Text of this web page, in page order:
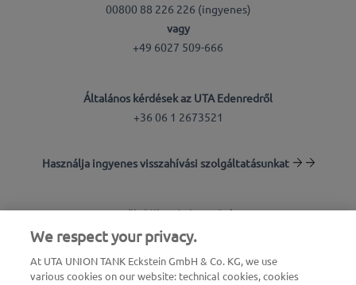
00800 88 226 226 (ingyenes)
vagy
+49 6027 509-666
Általános kérdések az UTA Edenredről
+36 06 1 2673521
Használja ingyenes visszahívási szolgáltatásunkat
Töltőállomás-kereső
We respect your privacy.
At UTA UNION TANK Eckstein GmbH & Co. KG, we use
various cookies on our website: technical cookies, cookies